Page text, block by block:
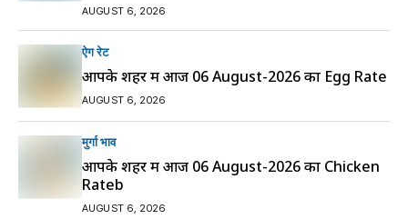
AUGUST 6, 2026
ऐग रेट
आपके शहर में आज 06 August-2026 का Egg Rate
AUGUST 6, 2026
मुर्गा भाव
आपके शहर में आज 06 August-2026 का Chicken
Rateb
AUGUST 6, 2026